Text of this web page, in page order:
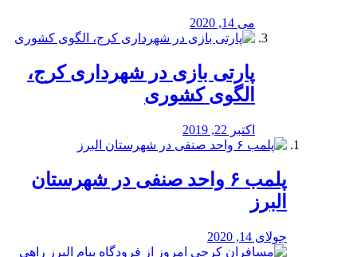
می 14, 2020
پارتی بازی در شهرداری کرج،
الگوی کشوری
اکتبر 22, 2019
پلمب ۶ واحد صنفی در شهرستان
البرز
جولای 14, 2020